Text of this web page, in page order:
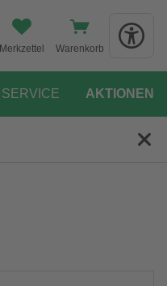
Merkzettel Warenkorb
SERVICE AKTIONEN